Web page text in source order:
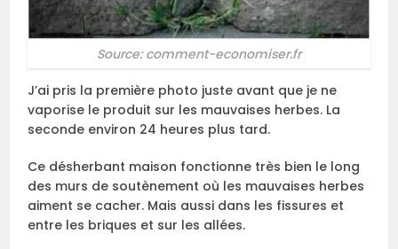
Source: comment-economiser.fr
J’ai pris la première photo juste avant que je ne
vaporise le produit sur les mauvaises herbes. La
seconde environ 24 heures plus tard.
Ce désherbant maison fonctionne très bien le long
des murs de soutènement où les mauvaises herbes
aiment se cacher. Mais aussi dans les fissures et
entre les briques et sur les allées.